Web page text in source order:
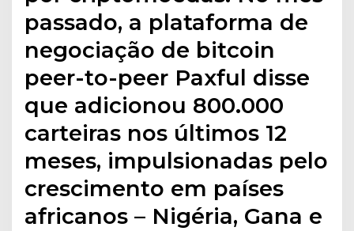
passado, a plataforma de
negociação de bitcoin
peer-to-peer Paxful disse
que adicionou 800.000
carteiras nos últimos 12
meses, impulsionadas pelo
crescimento em países
africanos – Nigéria, Gana e